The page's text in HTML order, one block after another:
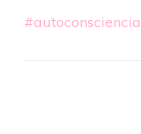
#autoconsciencia